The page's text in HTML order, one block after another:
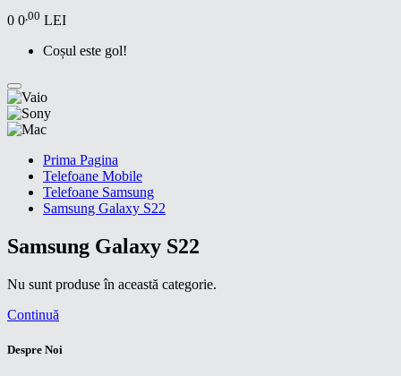
0 0,00 LEI
Coșul este gol!
Prima Pagina
Telefoane Mobile
Telefoane Samsung
Samsung Galaxy S22
Samsung Galaxy S22
Nu sunt produse în această categorie.
Continuă
Despre Noi